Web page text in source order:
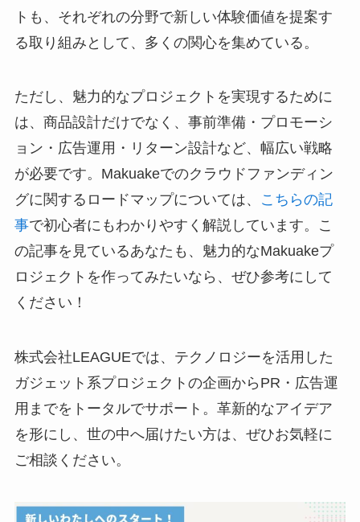
トも、それぞれの分野で新しい体験価値を提案す
る取り組みとして、多くの関心を集めている。
ただし、魅力的なプロジェクトを実現するために
は、商品設計だけでなく、事前準備・プロモーシ
ョン・広告運用・リターン設計など、幅広い戦略
が必要です。Makuakeでのクラウドファンディン
グに関するロードマップについては、
こちらの記
事で初心者にもわかりやすく解説しています。こ
の記事を見ているあなたも、魅力的なMakuakeプ
ロジェクトを作ってみたいなら、ぜひ参考にして
ください！
株式会社LEAGUEでは、テクノロジーを活用した
ガジェット系プロジェクトの企画からPR・広告運
用までをトータルでサポート。革新的なアイデア
を形にし、世の中へ届けたい方は、ぜひお気軽に
ご相談ください。